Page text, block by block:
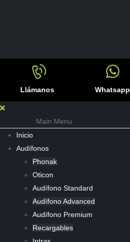
Llámanos Whatsapp
Main Menu
Inicio
Audífonos
Phonak
Oticon
Audífono Standard
Audífono Advanced
Audífono Premium
Recargables